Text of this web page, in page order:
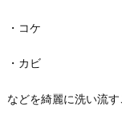
・コケ
・カビ
などを綺麗に洗い流す